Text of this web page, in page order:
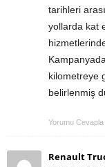
tarihleri
yollarda kat
kilometreye
belirlenmiş
Yorumu Cevapla
Renault